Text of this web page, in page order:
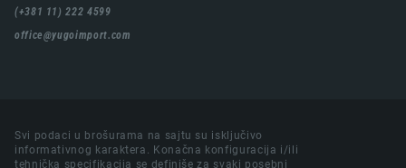
(+381 11) 222 4599
office@yugoimport.com
Svi podaci u brošurama na sajtu su isključivo
informativnog karaktera. Konačna konfiguracija i/ili
tehnička specifikacija se definiše za svaki posebni